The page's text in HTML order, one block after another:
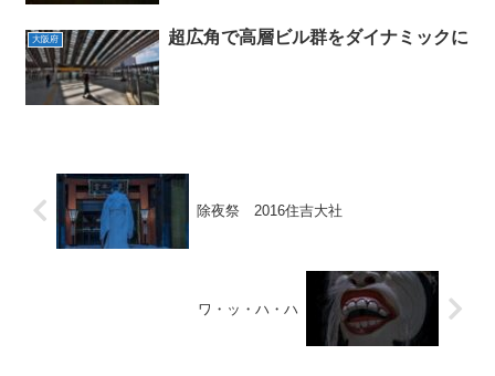
大阪府 超広角で高層ビル群をダイナミックに
除夜祭 2016住吉大社
ワ・ッ・ハ・ハ